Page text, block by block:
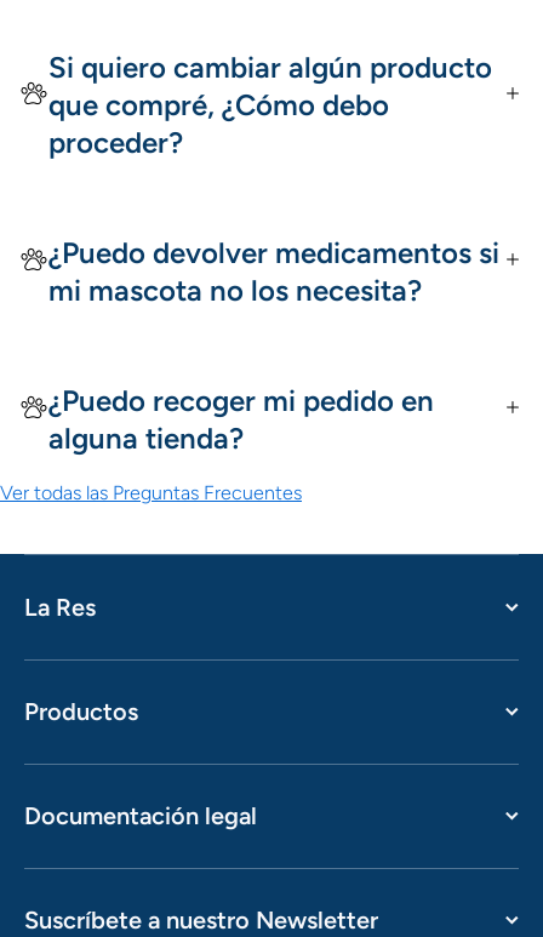
Si quiero cambiar algún producto
que compré, ¿Cómo debo
proceder?
¿Puedo devolver medicamentos si
mi mascota no los necesita?
¿Puedo recoger mi pedido en
alguna tienda?
Ver todas las Preguntas Frecuentes
La Res
Productos
Documentación legal
Suscríbete a nuestro Newsletter